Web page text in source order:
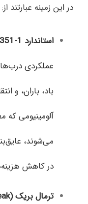
در این زمینه عبارتند از:
استاندارد
عملکردی درب‌ها
باد، باران، و
آلومینیومی که
می‌شوند،
در کاهش
ترمال بریک(Thermal Break)